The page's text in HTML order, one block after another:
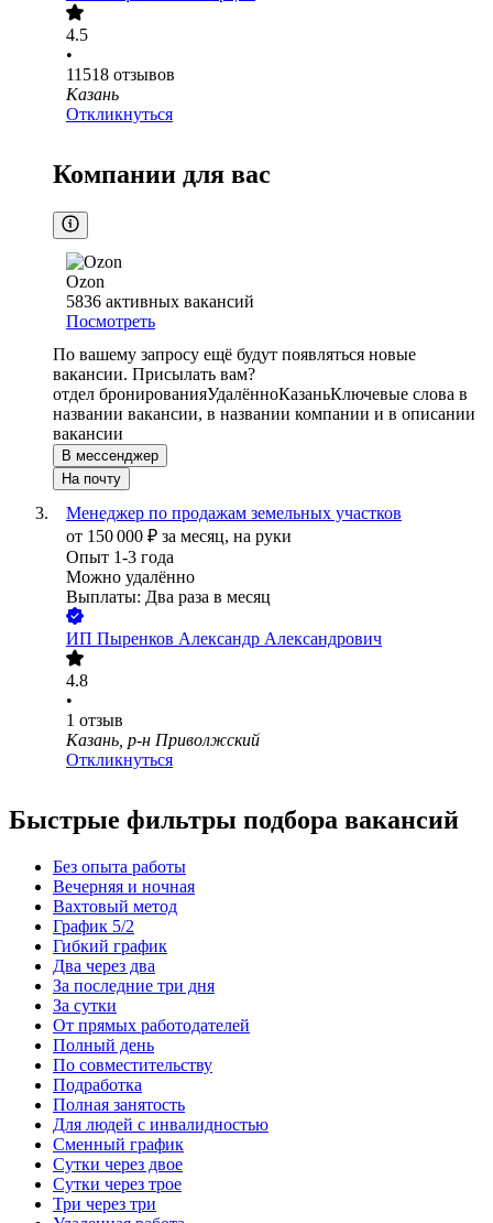
4.5
•
11518 отзывов
Казань
Откликнуться
Компании для вас
Ozon
5836 активных вакансий
Посмотреть
По вашему запросу ещё будут появляться новые
вакансии. Присылать вам?
отдел бронированияУдалённоКазаньКлючевые слова в
названии вакансии, в названии компании и в описании
вакансии
В мессенджер
На почту
Менеджер по продажам земельных участков
от 150 000 ₽ за месяц, на руки
Опыт 1-3 года
Можно удалённо
Выплаты: Два раза в месяц
ИП Пыренков Александр Александрович
4.8
•
1 отзыв
Казань, р-н Приволжский
Откликнуться
Быстрые фильтры подбора вакансий
Без опыта работы
Вечерняя и ночная
Вахтовый метод
График 5/2
Гибкий график
Два через два
За последние три дня
За сутки
От прямых работодателей
Полный день
По совместительству
Подработка
Полная занятость
Для людей с инвалидностью
Сменный график
Сутки через двое
Сутки через трое
Три через три